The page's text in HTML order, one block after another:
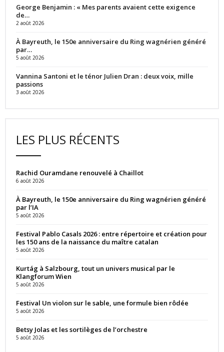
George Benjamin : « Mes parents avaient cette exigence
de…
2 août 2026
À Bayreuth, le 150e anniversaire du Ring wagnérien généré
par…
5 août 2026
Vannina Santoni et le ténor Julien Dran : deux voix, mille
passions
3 août 2026
LES PLUS RÉCENTS
Rachid Ouramdane renouvelé à Chaillot
6 août 2026
À Bayreuth, le 150e anniversaire du Ring wagnérien généré
par l’IA
5 août 2026
Festival Pablo Casals 2026 : entre répertoire et création pour
les 150 ans de la naissance du maître catalan
5 août 2026
Kurtág à Salzbourg, tout un univers musical par le
Klangforum Wien
5 août 2026
Festival Un violon sur le sable, une formule bien rôdée
5 août 2026
Betsy Jolas et les sortilèges de l’orchestre
5 août 2026